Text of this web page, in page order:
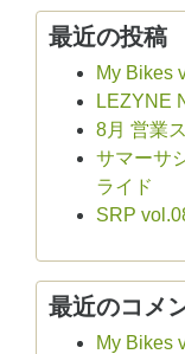
最近の投稿
My Bikes
LEZYNE
8月 営業
サマーサ
ライド
SRP
最近のコメ
My Bikes